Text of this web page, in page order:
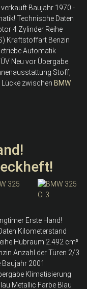
Baujahr 1970 -
Technische Daten
4 Zylinder Reihe
Kraftstoffart Benzin
Automatik
Neu vor Übergabe
Stoff,
Lücke zwischen BMW
Erste Hand!
Kilometerstand
Hubraum 2.492 cm³
Anzahl der Türen 2/3
2001
Klimatisierung
Metallic Farbe Blau